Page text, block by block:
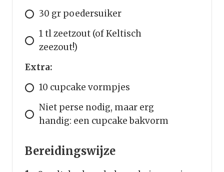
30 gr poedersuiker
1 tl zeetzout (of Keltisch
zeezout!)
Extra:
10 cupcake vormpjes
Niet perse nodig, maar erg
handig: een cupcake bakvorm
Bereidingswijze